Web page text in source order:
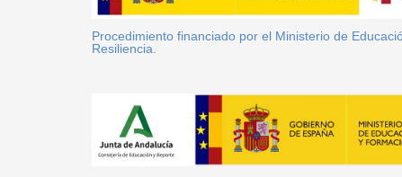
Procedimiento financiado por el Ministerio de
Resiliencia.